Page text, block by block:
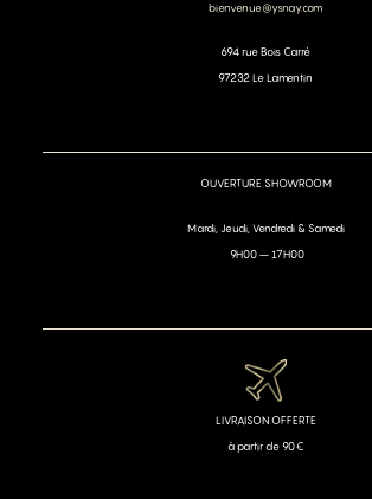
bienvenue@ysnay.com
694 rue Bois Carré
97232 Le Lamentin
OUVERTURE SHOWROOM
Mardi, Jeudi, Vendredi & Samedi
9H00 – 17H00
LIVRAISON OFFERTE
à partir de 90€